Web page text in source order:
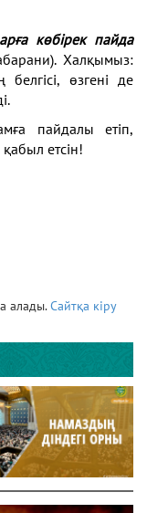
көбірек пайда
Халқымыз:
өзгені де
пайдалы етіп,
қабыл етсін!
алады.Сайтқа кіру